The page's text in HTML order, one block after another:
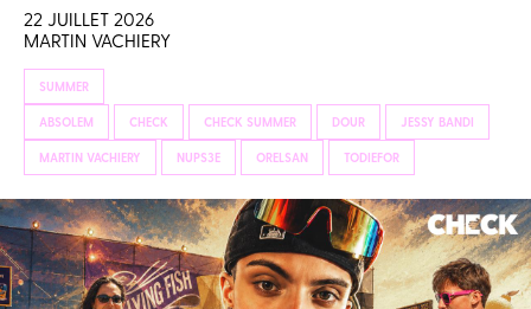
22 JUILLET 2026
MARTIN VACHIERY
SUMMER
ABSOLEM CHECK CHECK SUMMER DOUR JESSY BANDI
MARTIN VACHIERY NUPS3E ORELSAN TODIEFOR